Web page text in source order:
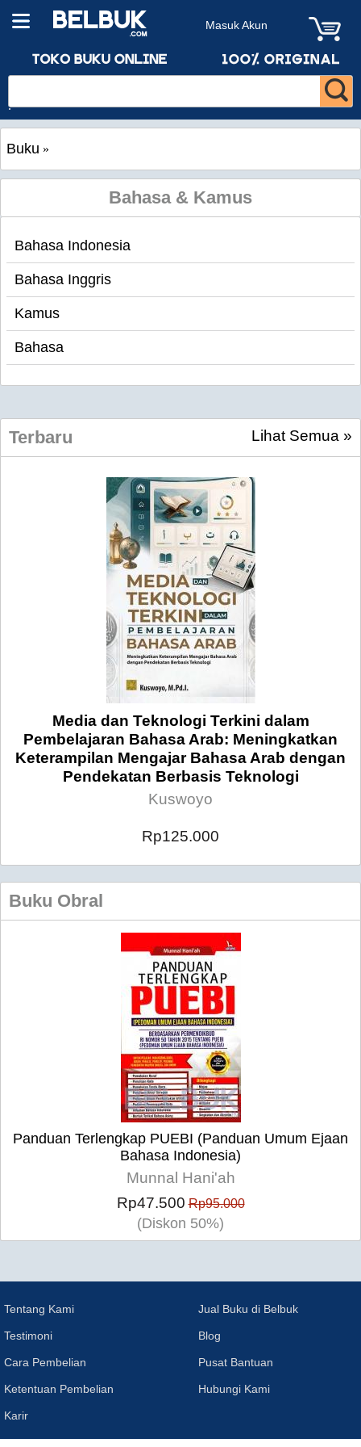
Masuk Akun
Buku »
Bahasa & Kamus
Bahasa Indonesia
Bahasa Inggris
Kamus
Bahasa
Terbaru Lihat Semua »
Media dan Teknologi Terkini dalam
Pembelajaran Bahasa Arab: Meningkatkan
Keterampilan Mengajar Bahasa Arab dengan
Pendekatan Berbasis Teknologi
Kuswoyo
Rp125.000
Buku Obral
Panduan Terlengkap PUEBI (Panduan Umum Ejaan
Bahasa Indonesia)
Munnal Hani'ah
Rp47.500 Rp95.000
(Diskon 50%)
Tentang Kami
Testimoni
Cara Pembelian
Ketentuan Pembelian
Karir
Jual Buku di Belbuk
Blog
Pusat Bantuan
Hubungi Kami